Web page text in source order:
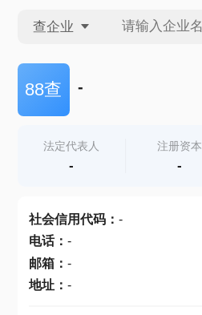
查企业
查企业
查产地
88查 -
法定代表人
-
注册资本
-
社会信用代码： -
电话： -
邮箱： -
地址： -